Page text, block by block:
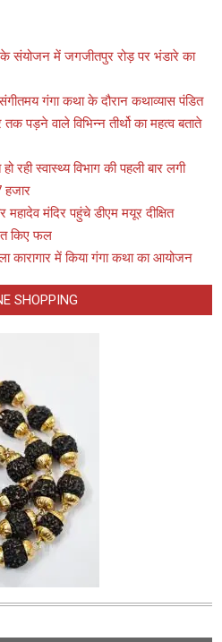
संयोजन में जगजीतपुर रोड़ पर भंडारे का
गंगा कथा के दौरान कथाव्यास पंडित
पड़ने वाले विभिन्न तीर्थो का महत्व बताते
रही स्वास्थ्य विभाग की पहली बार लगी
हजार
मंदिर पहुंचे डीएम मयूर दीक्षित
किए फल
में किया गंगा कथा का आयोजन
SHOPPING